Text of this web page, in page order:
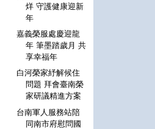
烊 守護健康迎新
年
嘉義榮服處慶迎龍
年 筆墨踏歲月 共
享幸福年
白河榮家紓解候住
問題 拜會臺南榮
家研議精進方案
台南軍人服務站陪
同南市府慰問國